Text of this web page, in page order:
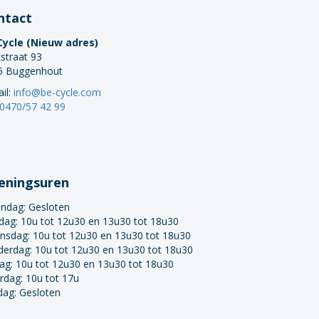
(Nieuw adres)
93
Buggenhout
info@be-cycle.com
0470/57 42 99
Gesloten
10u tot 12u30 en 13u30 tot 18u30
10u tot 12u30 en 13u30 tot 18u30
10u tot 12u30 en 13u30 tot 18u30
10u tot 12u30 en 13u30 tot 18u30
10u tot 17u
Gesloten